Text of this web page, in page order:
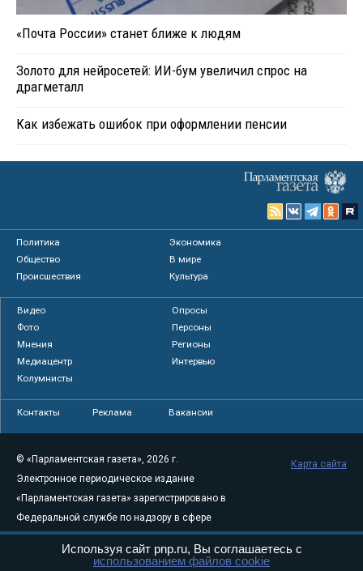
«Почта России» станет ближе к людям
Золото для нейросетей: ИИ-бум увеличил спрос на
драгметалл
Как избежать ошибок при оформлении пенсии
Политика
Экономика
Общество
В мире
Происшествия
Культура
Видео
Опросы
Фото
Персоны
Мнения
Регионы
Медиацентр
Интервью
Колумнисты
Контакты Реклама Вакансии
© «Парламентская газета», 2026 г.
Электронное периодическое издание
«Парламентская газета» зарегистрировано в
Федеральной службе по надзору в сфере
связи, информационных технологий и
массовых коммуникаций (Роскомнадзор) 05
Карта сайта
Используя сайт pnp.ru, Вы соглашаетесь с
использованием файлов cookie